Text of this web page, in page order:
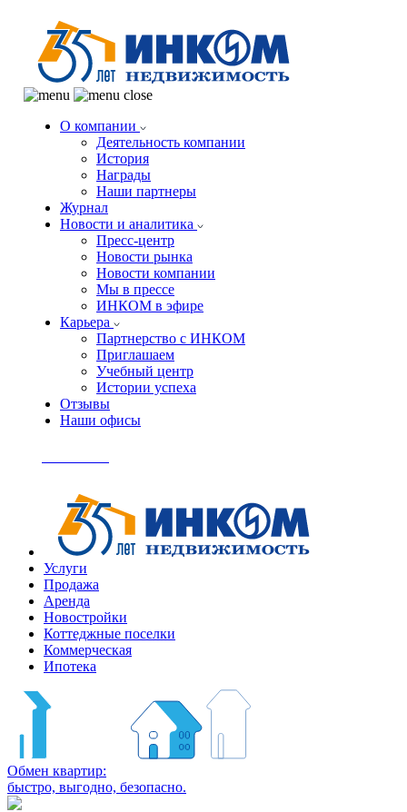
О компании
Деятельность компании
История
Награды
Наши партнеры
Журнал
Новости и аналитика
Пресс-центр
Новости рынка
Новости компании
Мы в прессе
ИНКОМ в эфире
Карьера
Партнерство с ИНКОМ
Приглашаем
Учебный центр
Истории успеха
Отзывы
Наши офисы
Услуги
Продажа
Аренда
Новостройки
Коттеджные поселки
Коммерческая
Ипотека
Обмен квартир:
быстро, выгодно, безопасно.